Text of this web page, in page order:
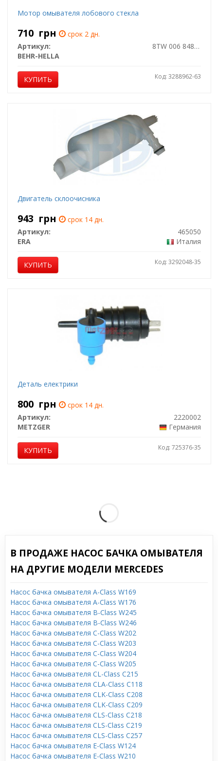
Мотор омывателя лобового стекла
710 грн
срок 2 дн.
Артикул:
8TW 006 848-041
BEHR-HELLA
КУПИТЬ Код: 3288962-63
Двигатель склоочисника
943 грн
срок 14 дн.
Артикул:
465050
ERA
Италия
КУПИТЬ Код: 3292048-35
Деталь електрики
800 грн
срок 14 дн.
Артикул:
2220002
METZGER
Германия
КУПИТЬ Код: 725376-35
В ПРОДАЖЕ НАСОС БАЧКА ОМЫВАТЕЛЯ
НА ДРУГИЕ МОДЕЛИ MERCEDES
Насос бачка омывателя A-Class W169
Насос бачка омывателя A-Class W176
Насос бачка омывателя B-Class W245
Насос бачка омывателя B-Class W246
Насос бачка омывателя C-Class W202
Насос бачка омывателя C-Class W203
Насос бачка омывателя C-Class W204
Насос бачка омывателя C-Class W205
Насос бачка омывателя CL-Class C215
Насос бачка омывателя CLA-Class C118
Насос бачка омывателя CLK-Class C208
Насос бачка омывателя CLK-Class C209
Насос бачка омывателя CLS-Class C218
Насос бачка омывателя CLS-Class C219
Насос бачка омывателя CLS-Class C257
Насос бачка омывателя E-Class W124
Насос бачка омывателя E-Class W210